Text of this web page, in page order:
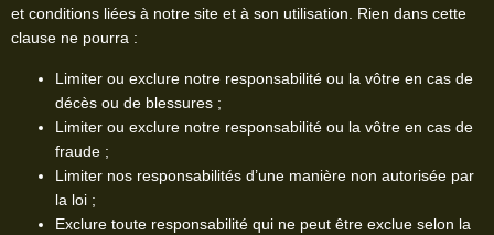
et conditions liées à notre site et à son utilisation. Rien dans cette
clause ne pourra :
Limiter ou exclure notre responsabilité ou la vôtre en cas de
décès ou de blessures ;
Limiter ou exclure notre responsabilité ou la vôtre en cas de
fraude ;
Limiter nos responsabilités d’une manière non autorisée par
la loi ;
Exclure toute responsabilité qui ne peut être exclue selon la